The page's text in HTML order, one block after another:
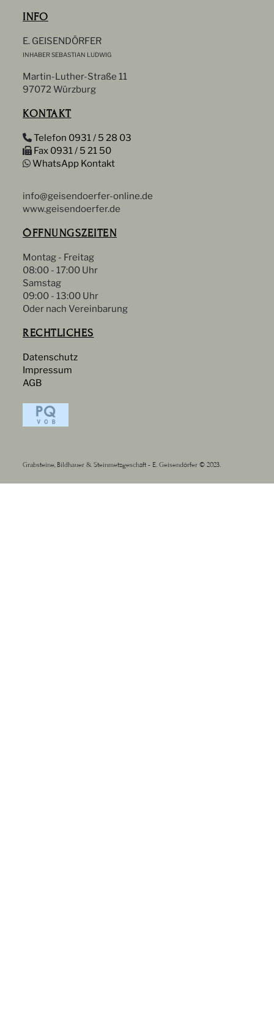
INFO
E. GEISENDÖRFER
INHABER SEBASTIAN LUDWIG
Martin-Luther-Straße 11
97072 Würzburg
KONTAKT
Telefon 0931 / 5 28 03
Fax 0931 / 5 21 50
WhatsApp Kontakt
info@geisendoerfer-online.de
www.geisendoerfer.de
ÖFFNUNGSZEITEN
Montag - Freitag
08:00 - 17:00 Uhr
Samstag
09:00 - 13:00 Uhr
Oder nach Vereinbarung
RECHTLICHES
Datenschutz
Impressum
AGB
Grabsteine, Bildhauer & Steinmetzgeschäft - E. Geisendörfer © 2023.